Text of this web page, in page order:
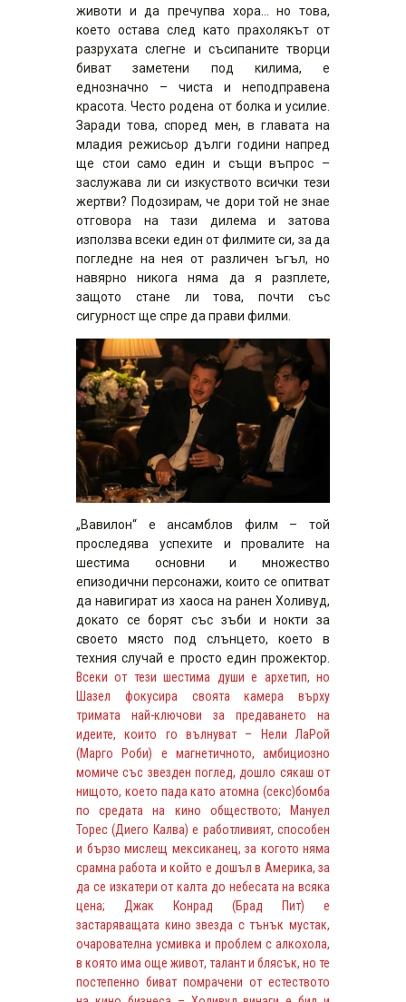
животи и да пречупва хора… но това,
което остава след като прахолякът от
разрухата слегне и съсипаните творци
биват заметени под килима, е
еднозначно – чиста и неподправена
красота. Често родена от болка и усилие.
Заради това, според мен, в главата на
младия режисьор дълги години напред
ще стои само един и същи въпрос –
заслужава ли си изкуството всички тези
жертви? Подозирам, че дори той не знае
отговора на тази дилема и затова
използва всеки един от филмите си, за да
погледне на нея от различен ъгъл, но
навярно никога няма да я разплете,
защото стане ли това, почти със
сигурност ще спре да прави филми.
„Вавилон“ е ансамблов филм – той
проследява успехите и провалите на
шестима основни и множество
епизодични персонажи, които се опитват
да навигират из хаоса на ранен Холивуд,
докато се борят със зъби и нокти за
своето място под слънцето, което в
техния случай е просто един прожектор.
Всеки от тези шестима души е архетип, но
Шазел фокусира своята камера върху
тримата най-ключови за предаването на
идеите, които го вълнуват – Нели ЛаРой
(Марго Роби) е магнетичното, амбициозно
момиче със звезден поглед, дошло сякаш от
нищото, което пада като атомна (секс)бомба
по средата на кино обществото; Мануел
Торес (Диего Калва) е работливият, способен
и бързо мислещ мексиканец, за когото няма
срамна работа и който е дошъл в Америка, за
да се изкатери от калта до небесата на всяка
цена; Джак Конрад (Брад Пит) е
застаряващата кино звезда с тънък мустак,
очарователна усмивка и проблем с алкохола,
в която има още живот, талант и блясък, но те
постепенно биват помрачени от естеството